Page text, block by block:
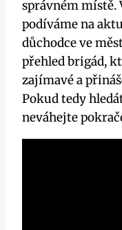
správném místě.
podíváme na
důchodce ve
přehled brigád,
zajímavé a
Pokud tedy
neváhejte